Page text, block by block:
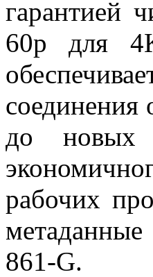
гарантией
60p для
соединения
до новых
рабочих
861-G.